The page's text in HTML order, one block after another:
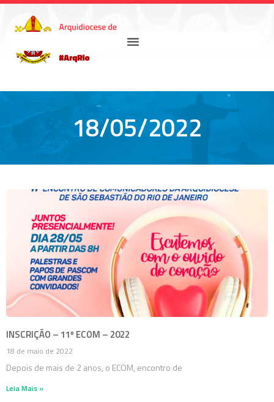
18/05/2022
INSCRIÇÃO – 11º ECOM – 2022
18 de maio de 2022
Depois de mais de 2 anos, o ECOM, encontro de
Leia Mais »